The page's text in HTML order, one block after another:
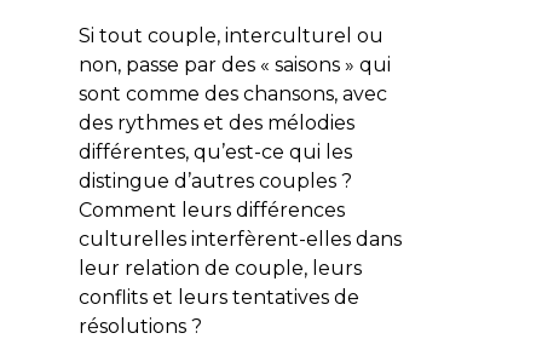
Si tout couple, interculturel ou
non, passe par des « saisons » qui
sont comme des chansons, avec
des rythmes et des mélodies
différentes, qu’est-ce qui les
distingue d’autres couples ?
Comment leurs différences
culturelles interfèrent-elles dans
leur relation de couple, leurs
conflits et leurs tentatives de
résolutions ?